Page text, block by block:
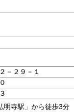
－２９－１
明寺駅」から徒歩3分